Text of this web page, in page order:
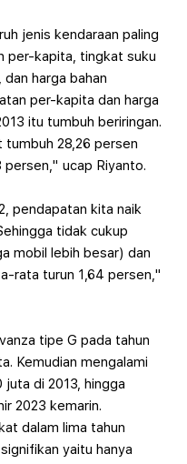
jenis kendaraan paling
per-kapita, tingkat suku
harga bahan
per-kapita dan harga
itu tumbuh beriringan.
tumbuh 28,26 persen
persen," ucap Riyanto.
pendapatan kita naik
tidak cukup
mobil lebih besar) dan
rata turun 1,64 persen,"
tipe G pada tahun
Kemudian mengalami
di 2013, hingga
2023 kemarin.
dalam lima tahun
yaitu hanya